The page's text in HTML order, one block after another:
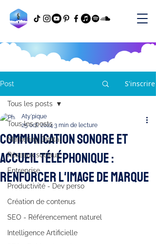
Post S'inscrire
Tous les posts
Marketing Digital
Réseaux sociaux
Entreprise
Productivité - Dev perso
Création de contenus
SEO - Référencement naturel
Intelligence Artificielle
Tous les posts
Communication sonore et
accueil téléphonique :
renforcer l'image de marque
Aty'pique
25 oct. 20243 min de lecture